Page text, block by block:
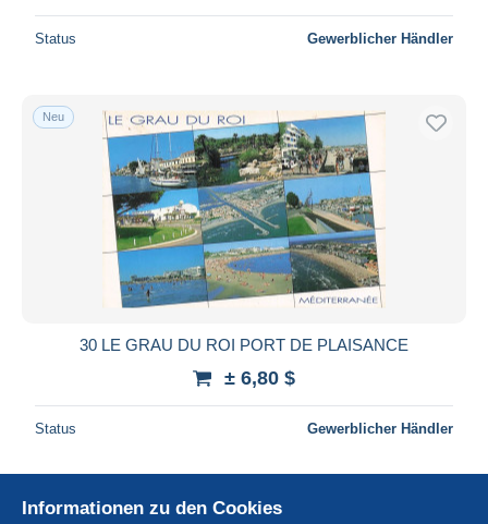
Status Gewerblicher Händler
Neu
30 LE GRAU DU ROI PORT DE PLAISANCE
± 6,80 $
Status Gewerblicher Händler
Neu
Informationen zu den Cookies